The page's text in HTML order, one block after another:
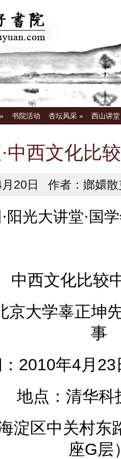
» 书院活动 杏坛风采 » 西山讲堂
中西文化比
月20日 作者：嫏嬛
阳光大讲堂·国
中西文化比较
京大学辜正坤
事
2010年4月
地点：清华科
淀区中关村
座G层